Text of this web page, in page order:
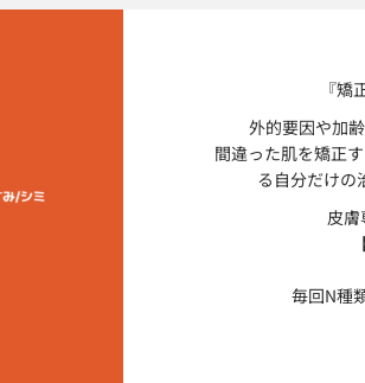
『矯
外的要因や加
間違った肌を矯正
る自分だけの
皮
毎回N種